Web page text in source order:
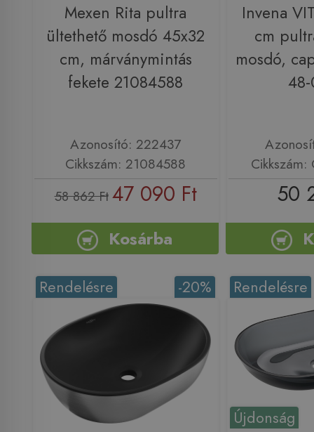
Mexen Rita pultra
ültethető mosdó 45x32
cm, márványmintás
fekete 21084588
Azonosító: 222437
Cikkszám: 21084588
58 862 Ft 47 090 Ft
Kosárba
Invena
cm
mosdó,
50
-20%
Rendelésre
Újdonság
Rendelésre